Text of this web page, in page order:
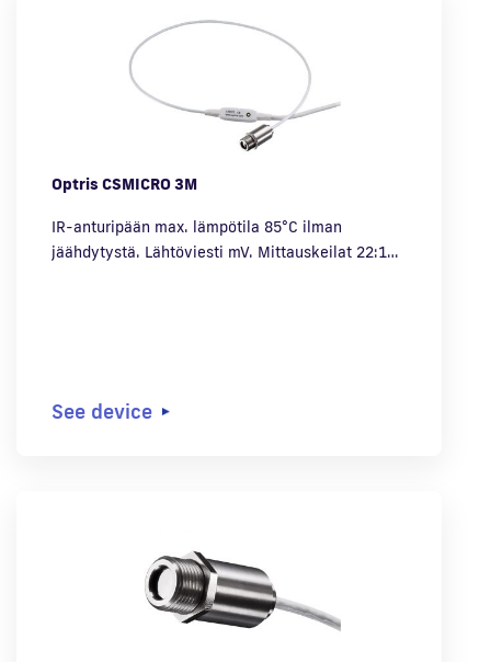
Optris CSMICRO 3M
IR-anturipään max. lämpötila 85°C ilman
jäähdytystä. Lähtöviesti mV. Mittauskeilat 22:1…
See device